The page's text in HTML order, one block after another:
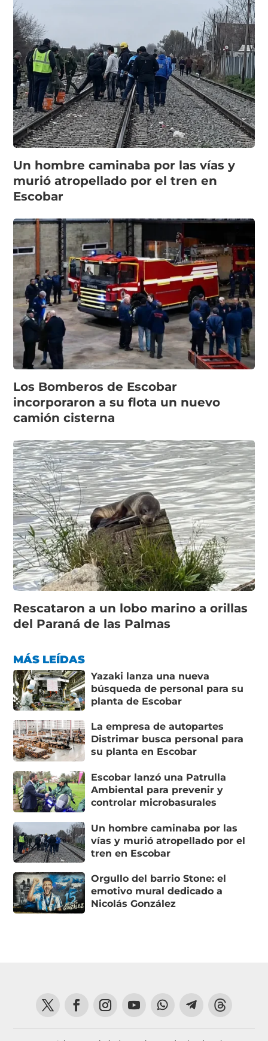
Un hombre caminaba por las vías y
murió atropellado por el tren en
Escobar
Los Bomberos de Escobar
incorporaron a su flota un nuevo
camión cisterna
Rescataron a un lobo marino a orillas
del Paraná de las Palmas
MÁS LEÍDAS
Yazaki lanza una nueva
búsqueda de personal para su
planta de Escobar
La empresa de autopartes
Distrimar busca personal para
su planta en Escobar
Escobar lanzó una Patrulla
Ambiental para prevenir y
controlar microbasurales
Un hombre caminaba por las
vías y murió atropellado por el
tren en Escobar
Orgullo del barrio Stone: el
emotivo mural dedicado a
Nicolás González